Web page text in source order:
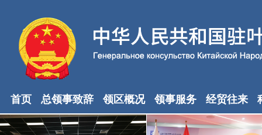
首页 总领事致辞 领区概况 领事服务 经贸往来